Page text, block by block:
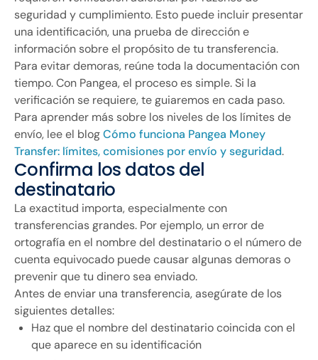
seguridad y cumplimiento. Esto puede incluir presentar
una identificación, una prueba de dirección e
información sobre el propósito de tu transferencia.
Para evitar demoras, reúne toda la documentación con
tiempo. Con Pangea, el proceso es simple. Si la
verificación se requiere, te guiaremos en cada paso.
Para aprender más sobre los niveles de los límites de
envío, lee el blogCómo funciona Pangea Money
Transfer: límites, comisiones por envío y seguridad.
Confirma los datos del
destinatario
La exactitud importa, especialmente con
transferencias grandes. Por ejemplo, un error de
ortografía en el nombre del destinatario o el número de
cuenta equivocado puede causar algunas demoras o
prevenir que tu dinero sea enviado.
Antes de enviar una transferencia, asegúrate de los
siguientes detalles:
Haz que el nombre del destinatario coincida con el
que aparece en su identificación